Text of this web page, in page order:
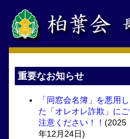
重要なお知らせ
「同窓会名簿」を悪用し
た「オレオレ詐欺」にご
注意ください！！ (2025
年12月24日)